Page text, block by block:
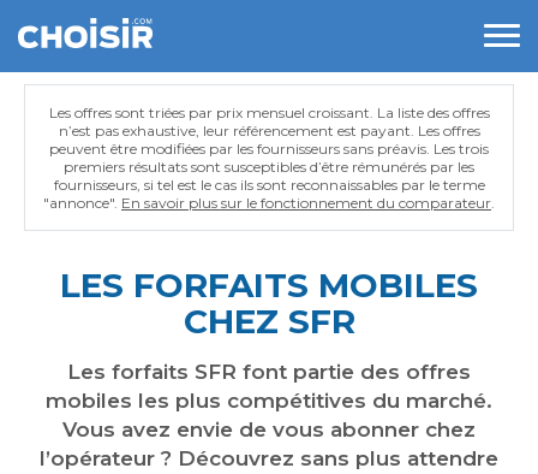
Les offres sont triées par prix mensuel croissant. La liste des offres
n’est pas exhaustive, leur référencement est payant. Les offres
peuvent être modifiées par les fournisseurs sans préavis. Les trois
premiers résultats sont susceptibles d’être rémunérés par les
fournisseurs, si tel est le cas ils sont reconnaissables par le terme
"annonce". En savoir plus sur le fonctionnement du comparateur.
LES FORFAITS MOBILES
CHEZ SFR
Les forfaits SFR font partie des offres
mobiles les plus compétitives du marché.
Vous avez envie de vous abonner chez
l’opérateur ? Découvrez sans plus attendre